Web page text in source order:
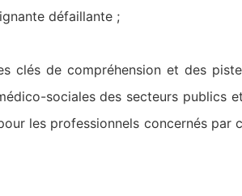
défaillante ;
clés de compréhension et des
sociales des secteurs publics
les professionnels concernés par